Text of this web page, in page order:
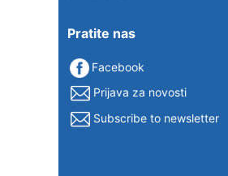
Pratite nas
Facebook
Prijava za novosti
Subscribe to newsletter